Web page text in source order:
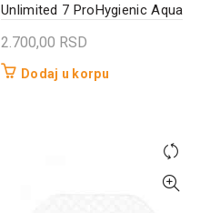
Unlimited 7 ProHygienic Aqua
2.700,00 RSD
Dodaj u korpu